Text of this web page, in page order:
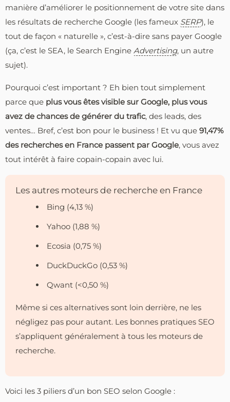
manière d’améliorer le positionnement de votre site dans
les résultats de recherche Google (les fameux SERP), le
tout de façon « naturelle », c’est-à-dire sans payer Google
(ça, c’est le SEA, le Search Engine Advertising, un autre
sujet).
Pourquoi c’est important ? Eh bien tout simplement
parce que plus vous êtes visible sur Google, plus vous
avez de chances de générer du trafic, des leads, des
ventes… Bref, c’est bon pour le business ! Et vu que 91,47%
des recherches en France passent par Google, vous avez
tout intérêt à faire copain-copain avec lui.
Les autres moteurs de recherche en France
Bing (4,13 %)
Yahoo (1,88 %)
Ecosia (0,75 %)
DuckDuckGo (0,53 %)
Qwant (<0,50 %)
Même si ces alternatives sont loin derrière, ne les
négligez pas pour autant. Les bonnes pratiques SEO
s’appliquent généralement à tous les moteurs de
recherche.
Voici les 3 piliers d’un bon SEO selon Google :